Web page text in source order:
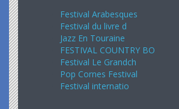
Festival Arabesques
Festival du livre d
Jazz En Touraine
FESTIVAL COUNTRY BO
Festival Le Grandch
Pop Cornes Festival
Festival internatio